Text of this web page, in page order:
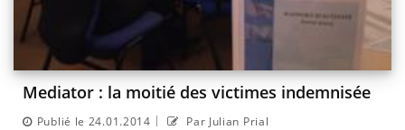
Mediator : la moitié des victimes indemnisée
Publié le 24.01.2014 | Par Julian Prial